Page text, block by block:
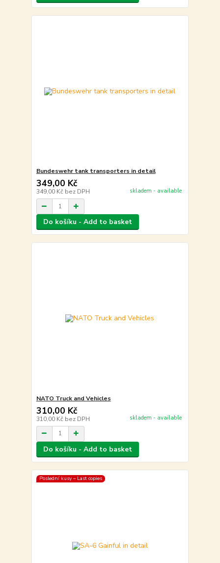
Bundeswehr tank transporters in detail
349,00 Kč
349,00 Kč bez DPH skladem - available
Do košíku - Add to basket
NATO Truck and Vehicles
310,00 Kč
310,00 Kč bez DPH skladem - available
Do košíku - Add to basket
Poslední kusy – Last copies